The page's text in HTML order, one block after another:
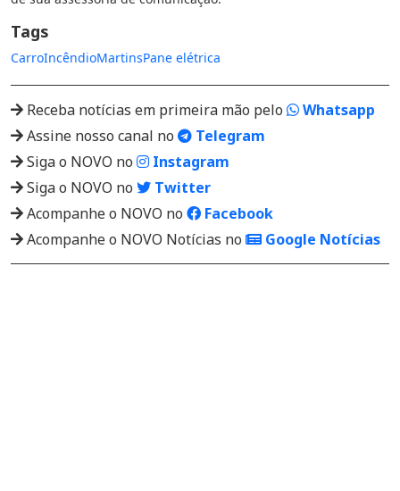
Tags
CarroIncêndioMartinsPane elétrica
Receba notícias em primeira mão pelo
Whatsapp
Assine nosso canal no
Telegram
Siga o NOVO no
Instagram
Siga o NOVO no
Twitter
Acompanhe o NOVO no
Facebook
Acompanhe o NOVO Notícias no
Google Notícias